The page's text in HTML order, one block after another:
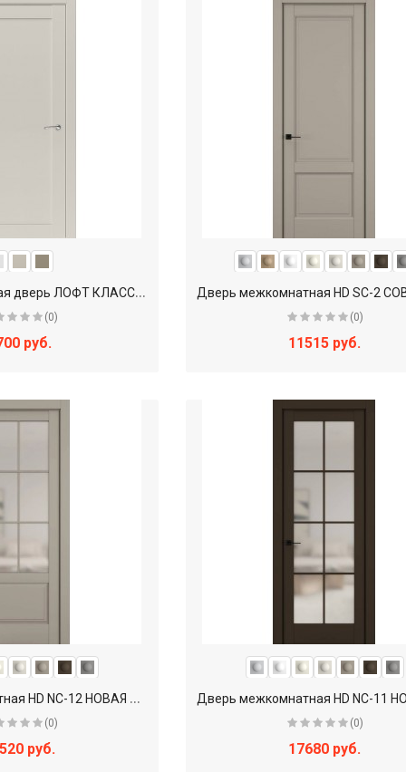
D
R - Межкомнатная дверь ЛОФТ КЛАССИКА ДР110ЛК-11 / глухое
(0)
руб.
(0)
11515 руб.
Д
верь межкомнатная HD NC-12 НОВАЯ КЛАССИКА с матовым стеклом в верхней филенке + английская решетка
(0)
руб.
(0)
17680 руб.